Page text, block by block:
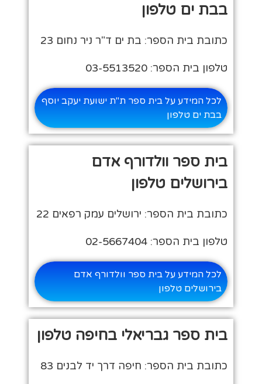
בבת ים טלפון
כתובת בית הספר: בת ים ד"ר ניר נחום 23
טלפון בית הספר: 03-5513520
לכל המידע על בית ספר ת"ת ישועת יעקב יוסף
בבת ים טלפון
בית ספר וולדורף אדם
בירושלים טלפון
כתובת בית הספר: ירושלים עמק רפאים 22
טלפון בית הספר: 02-5667404
לכל המידע על בית ספר וולדורף אדם
בירושלים טלפון
בית ספר גבריאלי בחיפה טלפון
כתובת בית הספר: חיפה דרך יד לבנים 83